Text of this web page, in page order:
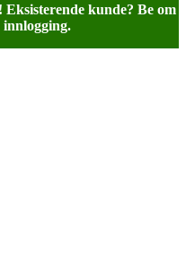
kunde? Be om
innlogging.